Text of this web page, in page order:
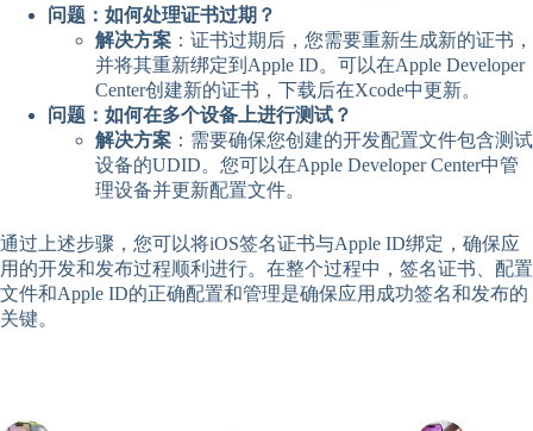
问题：如何处理证书过期？
解决方案 ：证书过期后，您需要重新生成新的证书，
并将其重新绑定到Apple ID。可以在Apple Developer
Center创建新的证书，下载后在Xcode中更新。
问题：如何在多个设备上进行测试？
解决方案 ：需要确保您创建的开发配置文件包含测试
设备的UDID。您可以在Apple Developer Center中管
理设备并更新配置文件。
通过上述步骤，您可以将iOS签名证书与Apple ID绑定，确保应
用的开发和发布过程顺利进行。在整个过程中，签名证书、配置
文件和Apple ID的正确配置和管理是确保应用成功签名和发布的
关键。